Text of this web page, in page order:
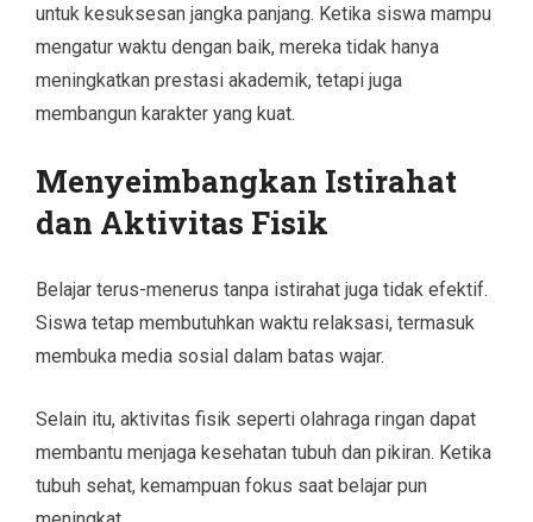
untuk kesuksesan jangka panjang. Ketika siswa mampu
mengatur waktu dengan baik, mereka tidak hanya
meningkatkan prestasi akademik, tetapi juga
membangun karakter yang kuat.
Menyeimbangkan Istirahat
dan Aktivitas Fisik
Belajar terus-menerus tanpa istirahat juga tidak efektif.
Siswa tetap membutuhkan waktu relaksasi, termasuk
membuka media sosial dalam batas wajar.
Selain itu, aktivitas fisik seperti olahraga ringan dapat
membantu menjaga kesehatan tubuh dan pikiran. Ketika
tubuh sehat, kemampuan fokus saat belajar pun